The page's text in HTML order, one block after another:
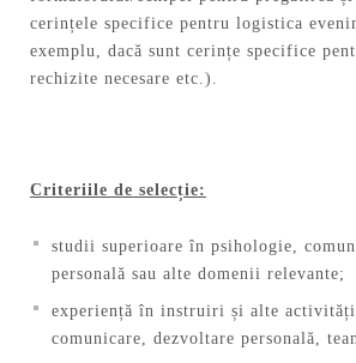
cerințele specifice pentru logistica
exemplu, dacă sunt cerințe specifice
rechizite necesare etc.).
Criteriile de selecție:
studii superioare în psihologie,
personală sau alte domenii relevante;
experiență în instruiri și alte activități
comunicare, dezvoltare personală,